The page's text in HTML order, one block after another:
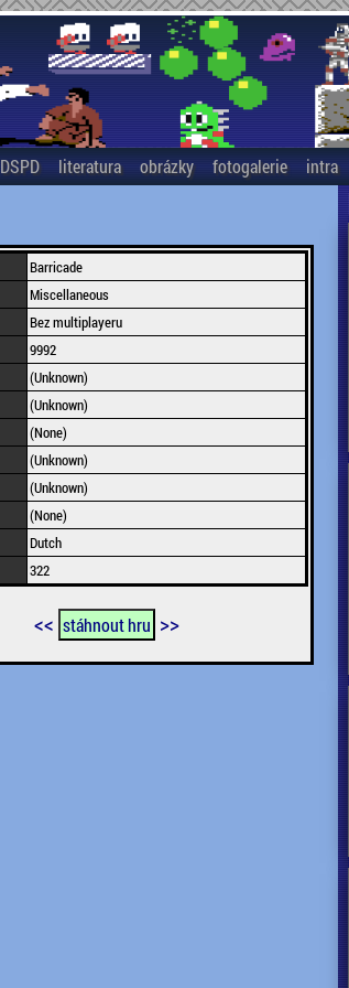
DSPD literatura obrázky fotogalerie intra
Barricade
Miscellaneous
Bez multiplayeru
9992
(Unknown)
(Unknown)
(None)
(Unknown)
(Unknown)
(None)
Dutch
322
<< stáhnout hru >>